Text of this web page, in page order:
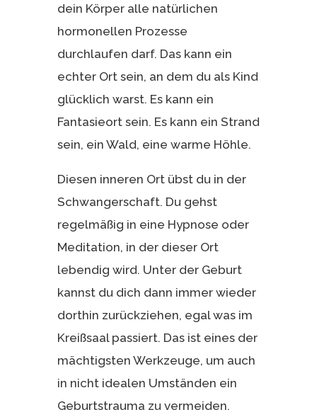
dein Körper alle natürlichen
hormonellen Prozesse
durchlaufen darf. Das kann ein
echter Ort sein, an dem du als Kind
glücklich warst. Es kann ein
Fantasieort sein. Es kann ein Strand
sein, ein Wald, eine warme Höhle.
Diesen inneren Ort übst du in der
Schwangerschaft. Du gehst
regelmäßig in eine Hypnose oder
Meditation, in der dieser Ort
lebendig wird. Unter der Geburt
kannst du dich dann immer wieder
dorthin zurückziehen, egal was im
Kreißsaal passiert. Das ist eines der
mächtigsten Werkzeuge, um auch
in nicht idealen Umständen ein
Geburtstrauma zu vermeiden.